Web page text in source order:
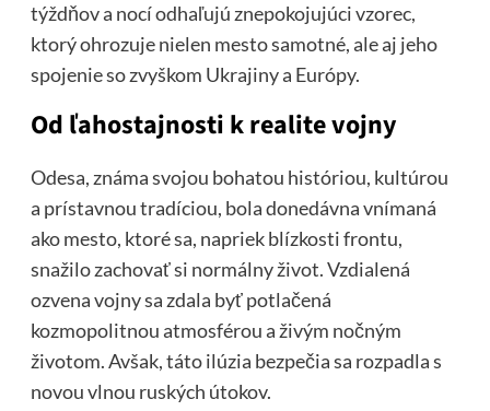
týždňov a nocí odhaľujú znepokojujúci vzorec,
ktorý ohrozuje nielen mesto samotné, ale aj jeho
spojenie so zvyškom Ukrajiny a Európy.
Od ľahostajnosti k realite vojny
Odesa, známa svojou bohatou históriou, kultúrou
a prístavnou tradíciou, bola donedávna vnímaná
ako mesto, ktoré sa, napriek blízkosti frontu,
snažilo zachovať si normálny život. Vzdialená
ozvena vojny sa zdala byť potlačená
kozmopolitnou atmosférou a živým nočným
životom. Avšak, táto ilúzia bezpečia sa rozpadla s
novou vlnou ruských útokov.